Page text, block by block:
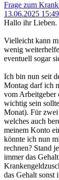
Frage zum
13.06.2025 15:49
Hallo ihr Lieben.
Vielleicht kann
wenig
eventuell sogar
Ich bin nun seit
Montag darf ich
vom Arbeitgeber
wichtig sein
Monat). Für
welches auch
meinem Konto
könnte ich nun
rechnen? Stand
immer das
das Gehalt sonst